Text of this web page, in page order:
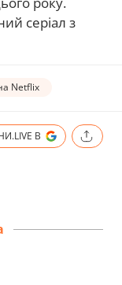
серіал з
Netflix
В